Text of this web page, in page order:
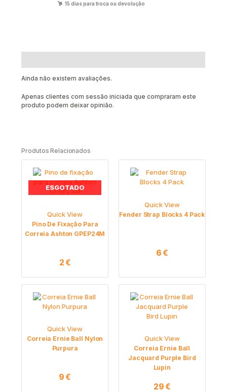
15 dias para troca ou devolução
Ainda não existem avaliações.
Apenas clientes com sessão iniciada que compraram este
produto podem deixar opinião.
Produtos Relacionados
ESGOTADO
Quick View
Pino De Fixação Para
Correia Ashton GPEP24M
2€
Quick View
Fender Strap Blocks 4 Pack
6€
Quick View
Correia Ernie Ball Nylon
Purpura
9€
Quick View
Correia Ernie Ball
Jacquard Purple Bird
Lupin
29€